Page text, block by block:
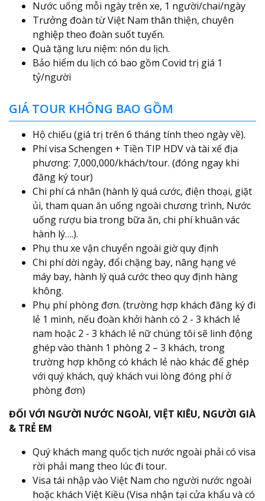
Nước uống mỗi ngày trên xe, 1 người/chai/ngày
Trưởng đoàn từ Việt Nam thân thiện, chuyên
nghiệp theo đoàn suốt tuyến.
Quà tặng lưu niệm: nón du lịch.
Bảo hiểm du lịch có bao gồm Covid trị giá 1
tỷ/người
GIÁ TOUR KHÔNG BAO GỒM
Hộ chiếu (giá trị trên 6 tháng tính theo ngày về).
Phí visa Schengen + Tiền TIP HDV và tài xế địa
phương: 7,000,000/khách/tour. (đóng ngay khi
đăng ký tour)
Chi phí cá nhân (hành lý quá cước, điện thoại, giặt
ủi, tham quan ăn uống ngoài chương trình, Nước
uống rượu bia trong bữa ăn, chi phí khuân vác
hành lý….).
Phụ thu xe vận chuyển ngoài giờ quy định
Chi phí dời ngày, đổi chặng bay, nâng hạng vé
máy bay, hành lý quá cước theo quy định hàng
không.
Phụ phí phòng đơn. (trường hợp khách đăng ký đi
lẻ 1 mình, nếu đoàn khởi hành có 2 - 3 khách lẻ
nam hoặc 2 - 3 khách lẻ nữ chúng tôi sẽ linh động
ghép vào thành 1 phòng 2 – 3 khách, trong
trường hợp không có khách lẻ nào khác để ghép
với quý khách, quý khách vui lòng đóng phí ở
phòng đơn)
ĐỐI VỚI NGƯỜI NƯỚC NGOÀI, VIỆT KIÊU, NGƯỜI GIÀ
& TRẺ EM
Quý khách mang quốc tịch nước ngoài phải có visa
rời phải mang theo lúc đi tour.
Visa tái nhập vào Việt Nam cho người nước ngoài
hoặc khách Việt Kiều (Visa nhận tại cửa khẩu và có